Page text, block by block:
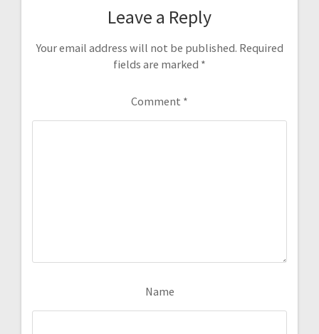
Leave a Reply
Your email address will not be published. Required
fields are marked *
Comment *
Name